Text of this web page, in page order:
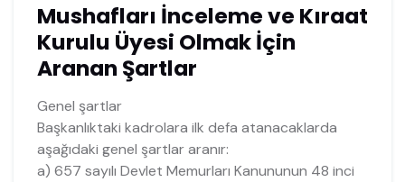
Mushafları İnceleme ve Kıraat
Kurulu Üyesi Olmak İçin
Aranan Şartlar
Genel şartlar
Başkanlıktaki kadrolara ilk defa atanacaklarda
aşağıdaki genel şartlar aranır:
a) 657 sayılı Devlet Memurları Kanununun 48 inci